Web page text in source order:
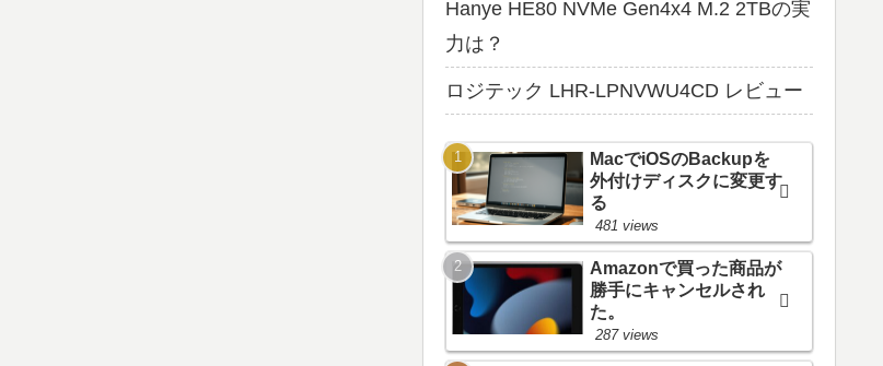
Hanye HE80 NVMe Gen4x4 M.2 2TBの実
力は？
ロジテック LHR-LPNVWU4CD レビュー
MacでiOSのBackupを
外付けディスクに変更す
る
481 views
Amazonで買った商品が
勝手にキャンセルされ
た。
287 views